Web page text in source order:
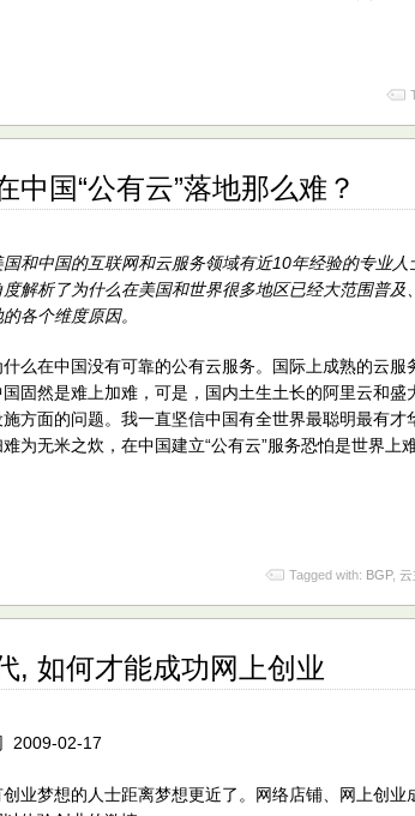
中国“公有云”落地那么难？
国和中国的互联网和云服务领域有近10年经验的专业
解析了为什么在美国和世界很多地区已经大范围普及
各个维度原因。
么在中国没有可靠的公有云服务。国际上成熟的云服
固然是难上加难，可是，国内土生土长的阿里云和盛
方面的问题。我一直坚信中国有全世界最聪明最有才
为无米之炊，在中国建立“公有云”服务恐怕是世界上
Tagged with: BGP, 云
, 如何才能成功网上创业
2009-02-17
业梦想的人士距离梦想更近了。网络店铺、网上创